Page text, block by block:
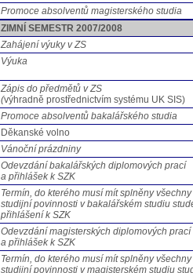
Promoce absolventů magisterského studia
ZIMNÍ SEMESTR 2007/2008
Zahájení výuky v ZS
Výuka
Zápis do předmětů v ZS
(výhradně prostřednictvím systému UK SIS)
Promoce absolventů bakalářského studia
Děkanské volno
Vánoční prázdniny
Odevzdání bakalářských diplomových prací
a přihlášek k SZK
Termín, do kterého musí mít splněny všechny
studijní povinnosti v bakalářském studiu
přihlášení k SZK
Odevzdání magisterských diplomových prací
a přihlášek k SZK
Termín, do kterého musí mít splněny všechny
studijní povinnosti v magisterském studiu